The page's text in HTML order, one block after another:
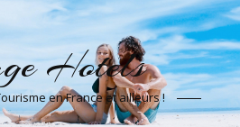
Hotels
en France et ailleurs !